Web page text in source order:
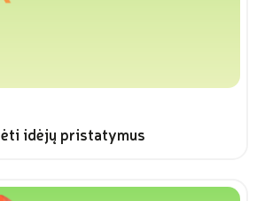
idėjų pristatymus